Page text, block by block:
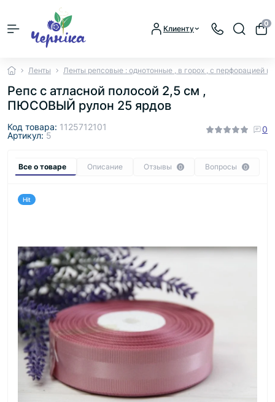
Клиенту
0
Ленты Ленты репсовые : однотонные , в горох , с перфорацией и
Репс с атласной полосой 2,5 см ,
ПЮСОВЫЙ рулон 25 ярдов
Код товара: 1125712101
Артикул:5
0
Все о товаре Описание Отзывы 0 Вопросы 0
Hit